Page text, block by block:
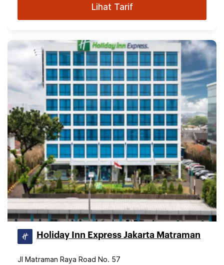
Lihat Tarif
Holiday Inn Express Jakarta Matraman
Jl Matraman Raya Road No. 57